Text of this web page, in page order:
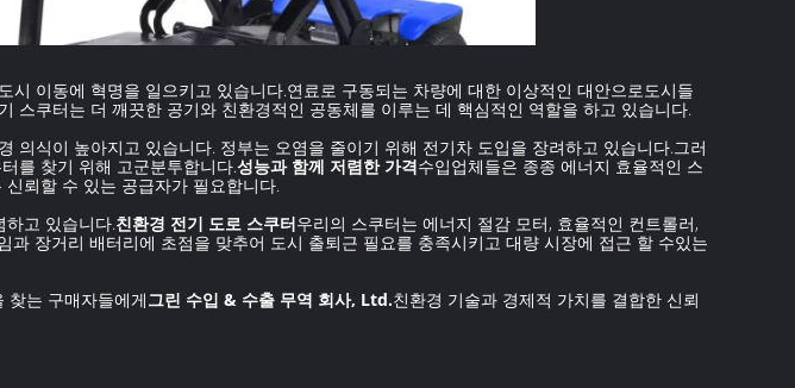
시 이동에 혁명을 일으키고 있습니다.연료로 구동되는 차량에 대한 이상적인 대안으로도시들
스쿠터는 더 깨끗한 공기와 친환경적인 공동체를 이루는 데 핵심적인 역할을 하고 있습니다.
의식이 높아지고 있습니다. 정부는 오염을 줄이기 위해 전기차 도입을 장려하고 있습니다.그러
를 찾기 위해 고군분투합니다.성능과 함께 저렴한 가격수입업체들은 종종 에너지 효율적인 스
뢰할 수 있는 공급자가 필요합니다.
하고 있습니다.친환경 전기 도로 스쿠터우리의 스쿠터는 에너지 절감 모터, 효율적인 컨트롤러,
과 장거리 배터리에 초점을 맞추어 도시 출퇴근 필요를 충족시키고 대량 시장에 접근 할 수있는
찾는 구매자들에게그린 수입 & 수출 무역 회사, Ltd.친환경 기술과 경제적 가치를 결합한 신뢰